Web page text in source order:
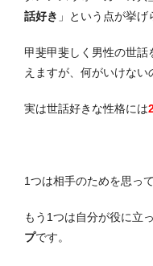
話好き 」という点が挙げ
甲斐甲斐しく男性の世
えますが、何がいけない
実は世話好きな性格には
1つは相手のためを思っ
もう1つは自分が役に立
プです。